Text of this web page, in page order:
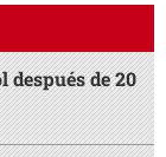
de 20